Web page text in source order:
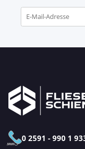
0 2591 - 990 1